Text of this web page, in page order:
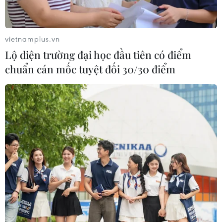
ngoại mua ròng trở lại hơn 1.000 tỷ
đồng
03/08/2026 09:32
Cổ phiếu công nghệ giảm sâu: Định
giá lại hay cơ hội tích lũy?
03/08/2026 08:45
Chứng khoán hồi phục gần 3%, thị
trường kỳ vọng khởi sắc trong tháng
Tám
02/08/2026 11:18
Thị trường phục hồi trong “nghi
ngờ”: Điểm tựa nội lực và áp lực
vietnamplus.vn
Lộ diện trường đại học đầu tiên có điểm
chuẩn cán mốc tuyệt đối 30/30 điểm